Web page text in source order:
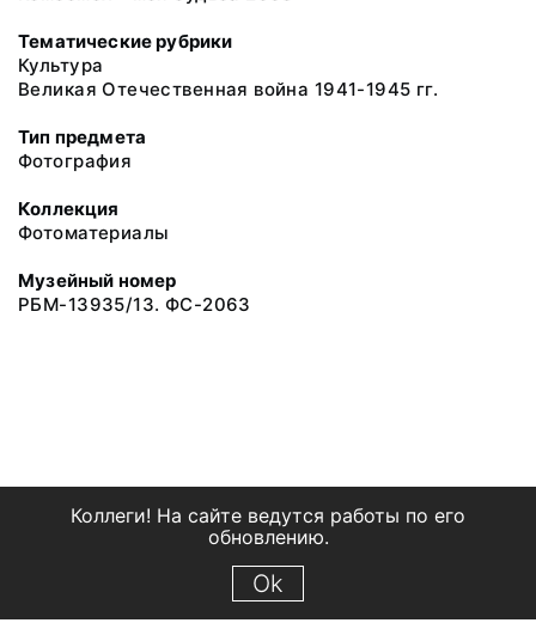
Тематические рубрики
Культура
Великая Отечественная война 1941-1945 гг.
Тип предмета
Фотография
Коллекция
Фотоматериалы
Музейный номер
РБМ-13935/13. ФС-2063
Коллеги! На сайте ведутся работы по его
обновлению.
Ok